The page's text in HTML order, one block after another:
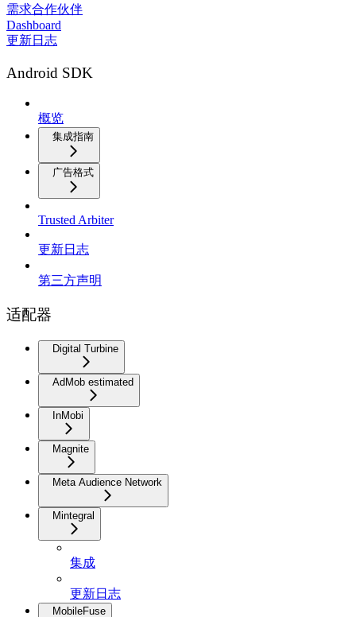
需求合作伙伴
Dashboard
更新日志
Android SDK
概览
集成指南
广告格式
Trusted Arbiter
更新日志
第三方声明
适配器
Digital Turbine
AdMob estimated
InMobi
Magnite
Meta Audience Network
Mintegral
集成
更新日志
MobileFuse